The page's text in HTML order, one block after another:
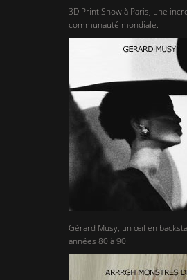
3D Print Show à Paris, une
communauté mondiale.
Gérard Musy, un œil en
années 80 à 90.